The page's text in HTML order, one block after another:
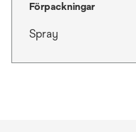
Förpackningar
Spray